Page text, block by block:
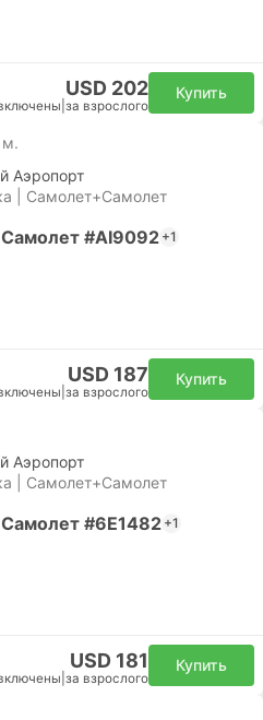
USD 202
за взрослого
Купить
м.
Аэропорт
| Самолет+Самолет
#AI9092 +1
USD 187
за взрослого
Купить
Аэропорт
| Самолет+Самолет
#6E1482 +1
USD 181
за взрослого
Купить